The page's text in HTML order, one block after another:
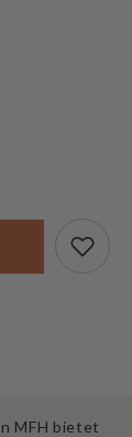
MFH bietet